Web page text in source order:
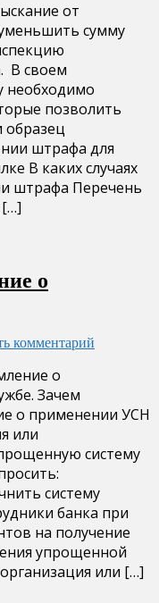
от
сумму
В своем
необходимо
позволить
образец
штрафа для
В каких случаях
штрафа Перечень
[…]
о
комментарий
о
Зачем
о применении УСН
или
систему
систему
банка при
на получение
упрощенной
или […]